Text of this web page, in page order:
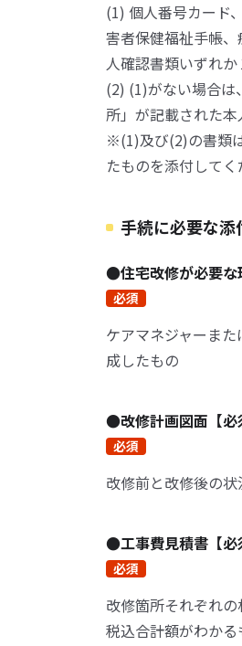
(1) 個人番号カード
害者保健福祉手帳
人確認書類いずれか
(2) (1)がない場合は
所」が記載された
※(1)及び(2)の書類
たものを添付してく
手続に必要な添
●住宅改修が必要な
必須
ケアマネジャーま
成したもの
●改修計画図面【必
必須
改修前と改修後の
●工事費見積書【必
必須
改修箇所それぞれ
税込合計額がわかる